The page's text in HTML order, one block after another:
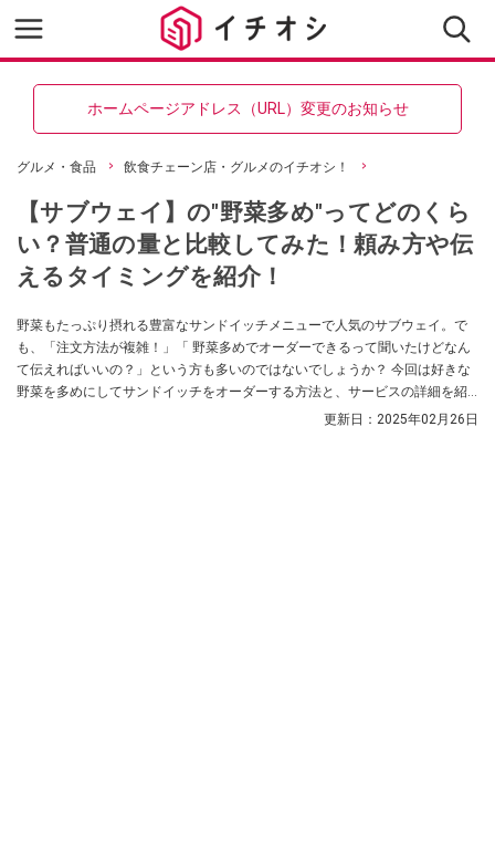
ホームページアドレス（URL）変更のお知らせ
グルメ・食品 飲食チェーン店・グルメのイチオシ！
【サブウェイ】の"野菜多め"ってどのくら
い？普通の量と比較してみた！頼み方や伝
えるタイミングを紹介！
野菜もたっぷり摂れる豊富なサンドイッチメニューで人気のサブウェイ。で
も、「注文方法が複雑！」「 野菜多めでオーダーできるって聞いたけどなん
て伝えればいいの？」という方も多いのではないでしょうか？ 今回は好きな
野菜を多めにしてサンドイッチをオーダーする方法と、サービスの詳細を紹
更新日： 2025年02月26日